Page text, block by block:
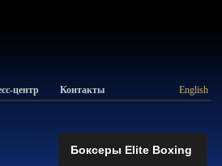
центр Контакты English
Боксеры Elite Boxing